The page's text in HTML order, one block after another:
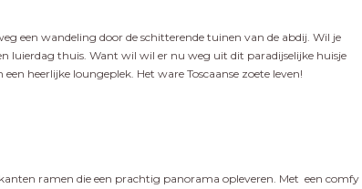
een wandeling door de schitterende tuinen van de abdij. Wil je
luierdag thuis. Want wil wil er nu weg uit dit paradijselijke huisje
heerlijke loungeplek. Het ware Toscaanse zoete leven!
ramen die een prachtig panorama opleveren. Met een comfy